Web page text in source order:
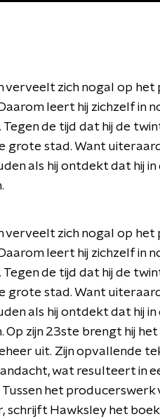
verveelt zich nogal op
leert hij zichzelf in
de tijd dat hij de
grote stad. Want
als hij ontdekt dat hij
verveelt zich nogal op
leert hij zichzelf in
de tijd dat hij de
grote stad. Want
als hij ontdekt dat hij
Op zijn 23ste brengt hij
uit. Zijn opvallende
wat resulteert in
het producerswerk
schrijft Hawksley het